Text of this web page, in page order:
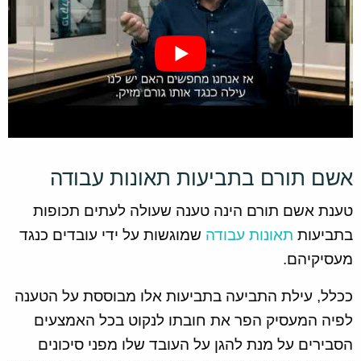
אשם תורם בתביעות תאונות עבודה
טענת אשם תורם הינה טענה שעולה לעתים תכופות
בתביעות תאונות עבודה שמוגשות על ידי עובדים כנגד
מעסיקיהם.
ככלל, עילת התביעה בתביעות אלו מבוססת על הטענה
לפיה המעסיק הפר את חובתו לנקוט בכל האמצעים
הסבירים על מנת להגן על העובד שלו מפני סיכונים